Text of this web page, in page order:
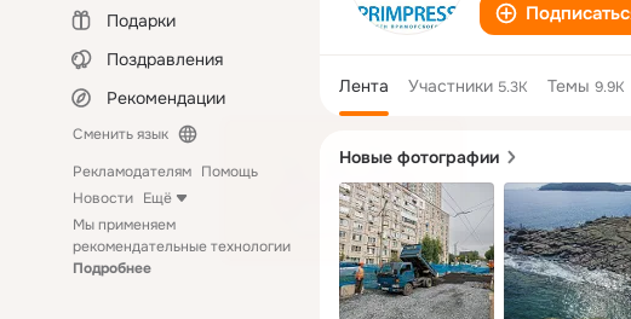
Подарки
Поздравления
Рекомендации
Сменить язык
Рекламодателям Помощь
Новости Ещё
Мы применяем
рекомендательные технологии
Подробнее
Лента Участники 5.3K Темы 9.9K
Новые фотографии